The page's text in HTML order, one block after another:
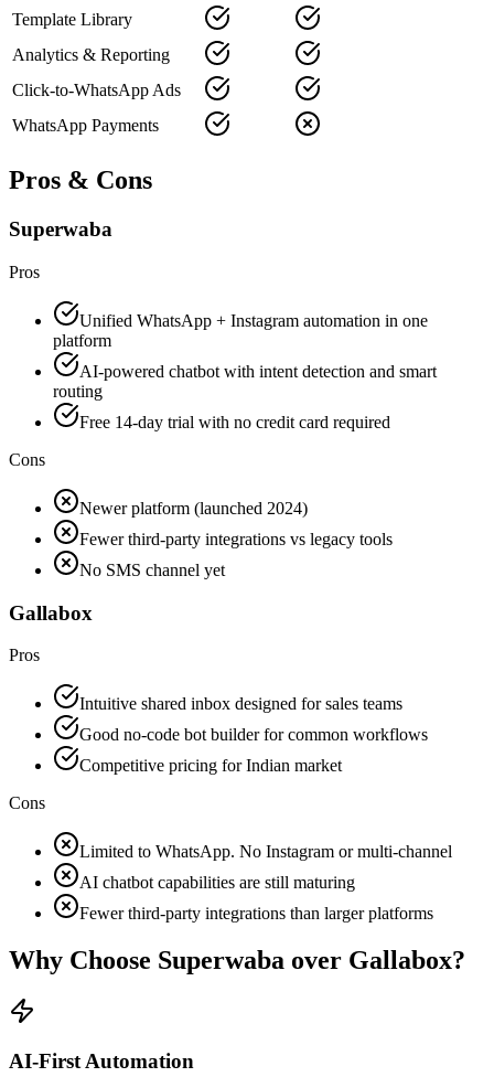
Template Library
Analytics & Reporting
Click-to-WhatsApp Ads
WhatsApp Payments
Pros & Cons
Superwaba
Pros
Unified WhatsApp + Instagram automation in one
platform
AI-powered chatbot with intent detection and smart
routing
Free 14-day trial with no credit card required
Cons
Newer platform (launched 2024)
Fewer third-party integrations vs legacy tools
No SMS channel yet
Gallabox
Pros
Intuitive shared inbox designed for sales teams
Good no-code bot builder for common workflows
Competitive pricing for Indian market
Cons
Limited to WhatsApp. No Instagram or multi-channel
AI chatbot capabilities are still maturing
Fewer third-party integrations than larger platforms
Why Choose Superwaba over Gallabox?
AI-First Automation